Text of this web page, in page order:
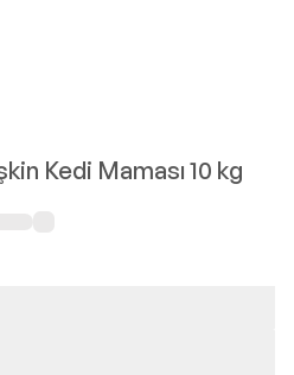
Kedi Maması 10 kg